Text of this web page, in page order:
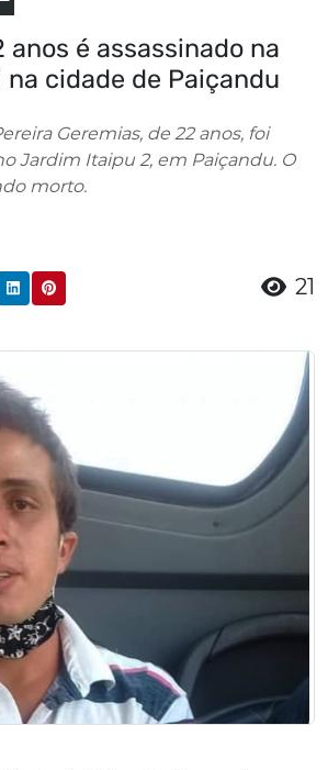
anos é assassinado na
cidade de Paiçandu
Geremias, de 22 anos, foi
Jardim Itaipu 2, em Paiçandu. O
morto.
21